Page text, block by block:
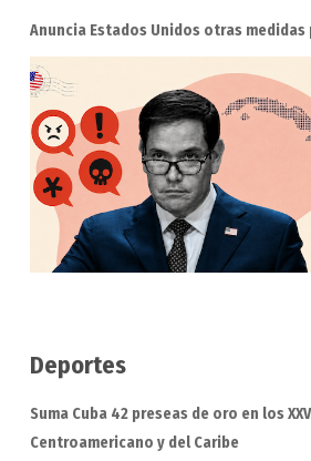
Anuncia Estados Unidos otras
Deportes
Suma Cuba 42 preseas de oro en los
Centroamericano y del Caribe